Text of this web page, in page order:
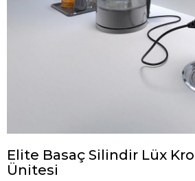
Elite Basaç Silindir Lüx
Ünitesi